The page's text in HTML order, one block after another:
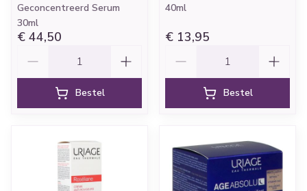
Geconcentreerd Serum
30ml
€ 44,50
Bestel
40ml
€ 13,95
Bestel